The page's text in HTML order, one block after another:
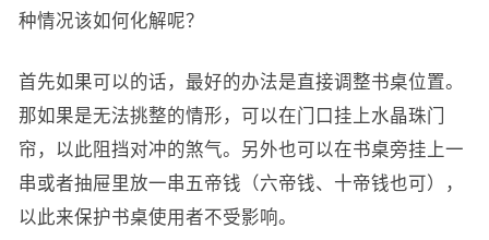
种情况该如何化解呢？
首先如果可以的话，最好的办法是直接调整书桌位置。
那如果是无法挑整的情形，可以在门口挂上水晶珠门
帘，以此阻挡对冲的煞气。另外也可以在书桌旁挂上一
串或者抽屉里放一串五帝钱（六帝钱、十帝钱也可），
以此来保护书桌使用者不受影响。